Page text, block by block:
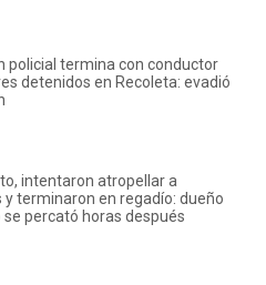
policial termina con conductor
detenidos en Recoleta: evadió
intentaron atropellar a
y terminaron en regadío: dueño
se percató horas después